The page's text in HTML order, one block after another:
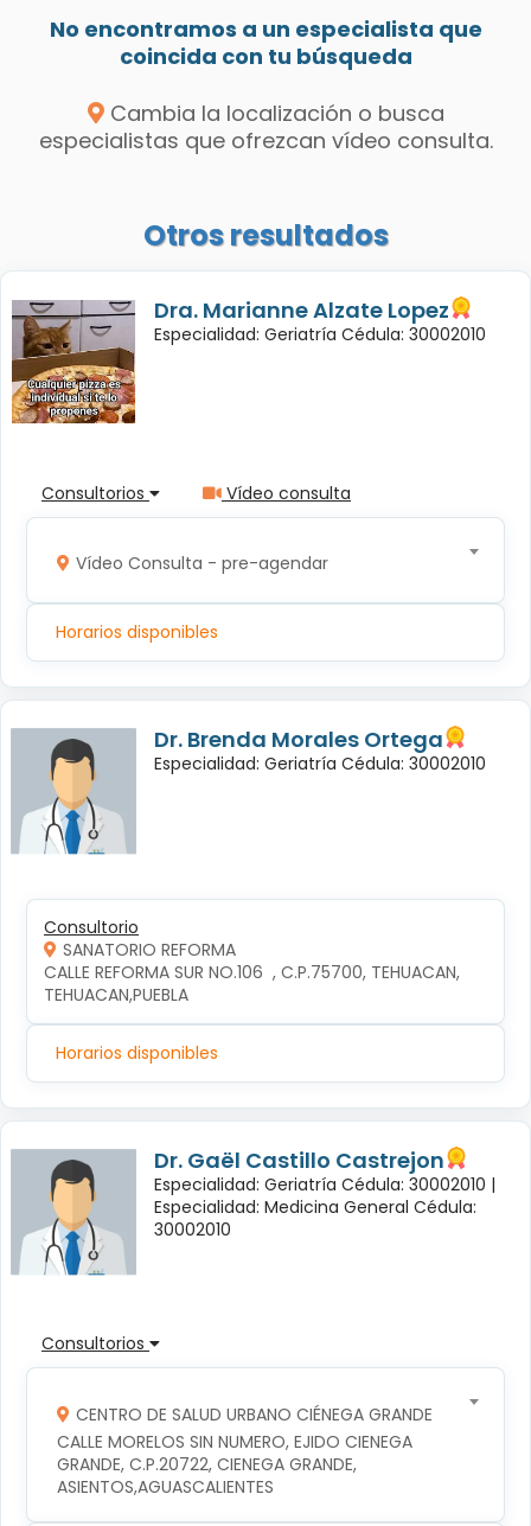
No encontramos a un especialista que
coincida con tu búsqueda
Cambia la localización o busca
especialistas que ofrezcan vídeo consulta.
Otros resultados
Dra. Marianne Alzate Lopez
Especialidad: Geriatría Cédula: 30002010
Consultorios Vídeo consulta
Vídeo Consulta - pre-agendar
Horarios disponibles
Dr. Brenda Morales Ortega
Especialidad: Geriatría Cédula: 30002010
Consultorio
SANATORIO REFORMA
CALLE REFORMA SUR NO.106  , C.P.75700, TEHUACAN,
TEHUACAN,PUEBLA
Horarios disponibles
Dr. Gaël Castillo Castrejon
Especialidad: Geriatría Cédula: 30002010 |
Especialidad: Medicina General Cédula:
30002010
Consultorios
CENTRO DE SALUD URBANO CIÉNEGA GRANDE
CALLE MORELOS SIN NUMERO, EJIDO CIENEGA
GRANDE, C.P.20722, CIENEGA GRANDE,
ASIENTOS,AGUASCALIENTES